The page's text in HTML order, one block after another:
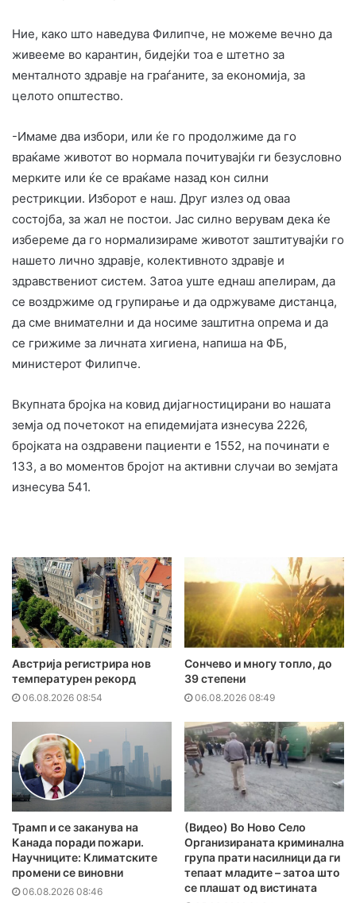
Ние, како што наведува Филипче, не можеме вечно да
живееме во карантин, бидејќи тоа е штетно за
менталното здравје на граѓаните, за економија, за
целото општество.
-Имаме два избори, или ќе го продолжиме да го
враќаме животот во нормала почитувајќи ги безусловно
мерките или ќе се враќаме назад кон силни
рестрикции. Изборот е наш. Друг излез од оваа
состојба, за жал не постои. Јас силно верувам дека ќе
избереме да го нормализираме животот заштитувајќи го
нашето лично здравје, колективното здравје и
здравствениот систем. Затоа уште еднаш апелирам, да
се воздржиме од групирање и да одржуваме дистанца,
да сме внимателни и да носиме заштитна опрема и да
се грижиме за личната хигиена, напиша на ФБ,
министерот Филипче.
Вкупната бројка на ковид дијагностицирани во нашата
земја од почетокот на епидемијата изнесува 2226,
бројката на оздравени пациенти е 1552, на починати е
133, а во моментов бројот на активни случаи во земјата
изнесува 541.
Австрија регистрира нов
температурен рекорд
06.08.2026 08:54
Сончево и многу топло, до
39 степени
06.08.2026 08:49
Трамп и се заканува на
Канада поради пожари.
Научниците: Климатските
промени се виновни
06.08.2026 08:46
(Видео) Во Ново Село
Организираната криминална
група прати насилници да ги
тепаат младите – затоа што
се плашат од вистината